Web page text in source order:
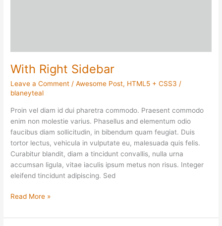
With Right Sidebar
Leave a Comment /Awesome Post, HTML5 + CSS3 /
blaneyteal
Proin vel diam id dui pharetra commodo. Praesent commodo
enim non molestie varius. Phasellus and elementum odio
faucibus diam sollicitudin, in bibendum quam feugiat. Duis
tortor lectus, vehicula in vulputate eu, malesuada quis felis.
Curabitur blandit, diam a tincidunt convallis, nulla urna
accumsan ligula, vitae iaculis ipsum metus non risus. Integer
eleifend tincidunt adipiscing. Sed
Read More »